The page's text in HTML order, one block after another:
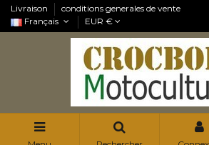
Livraison
conditions generales de vente
Français
EUR €